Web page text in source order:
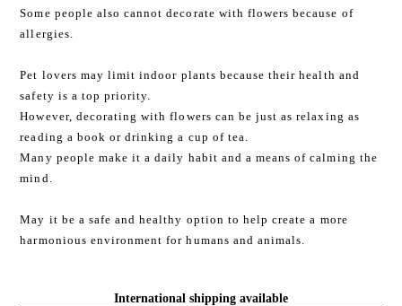
Some people also cannot decorate with flowers because of
allergies.
Pet lovers may limit indoor plants because their health and
safety is a top priority.
However, decorating with flowers can be just as relaxing as
reading a book or drinking a cup of tea.
Many people make it a daily habit and a means of calming the
mind.
May it be a safe and healthy option to help create a more
harmonious environment for humans and animals.
International shipping available